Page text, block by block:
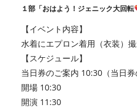
１部「おはよう！ジェニック大回転
【イベント内容】
水着にエプロン着用（衣装）
【スケジュール】
当日券のご案内 10:30（当日
開場 10:30
開演 11:30